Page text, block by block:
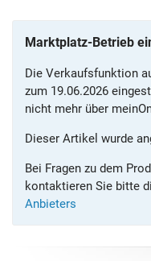
Marktplatz-Betrieb
Die Verkaufsfunktion
zum 19.06.2026
nicht mehr über
Dieser Artikel wurde
Bei Fragen zu dem
kontaktieren Sie bitte
Anbieters